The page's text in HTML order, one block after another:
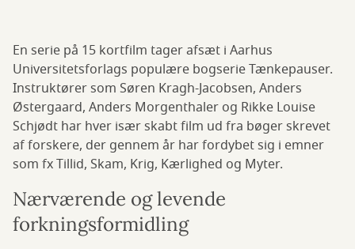
En serie på 15 kortfilm tager afsæt i Aarhus
Universitetsforlags populære bogserie Tænkepauser.
Instruktører som Søren Kragh-Jacobsen, Anders
Østergaard, Anders Morgenthaler og Rikke Louise
Schjødt har hver især skabt film ud fra bøger skrevet
af forskere, der gennem år har fordybet sig i emner
som fx Tillid, Skam, Krig, Kærlighed og Myter.
Nærværende og levende
forkningsformidling